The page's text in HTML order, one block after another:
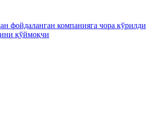
фойдаланган компанияга чора кўрилди
қўймоқчи